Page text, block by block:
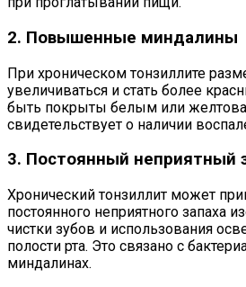
2. Повышенные миндалины
При хроническом тонзиллите
увеличиваться и стать более
быть покрыты белым или
свидетельствует о наличии
3. Постоянный неприятный
Хронический тонзиллит может
постоянного неприятного запаха
чистки зубов и использования
полости рта. Это связано с
миндалинах.